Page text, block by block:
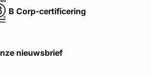
B Corp-certificering
nieuwsbrief